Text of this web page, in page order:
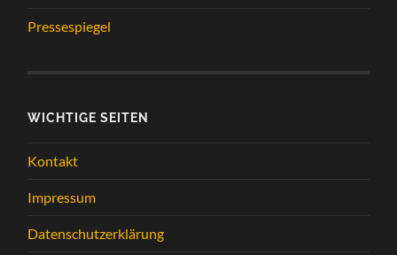
Pressespiegel
WICHTIGE SEITEN
Kontakt
Impressum
Datenschutzerklärung